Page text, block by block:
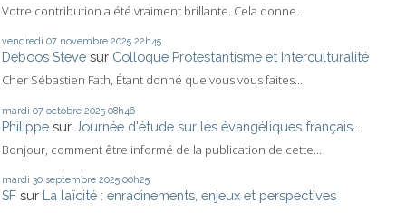
Votre contribution a été vraiment brillante. Cela donne...
vendredi 07 novembre 2025 22h45
Deboos Steve sur Colloque Protestantisme et Interculturalité
Cher Sébastien Fath, Étant donné que vous vous faites...
mardi 07 octobre 2025 08h46
Philippe sur Journée d'étude sur les évangéliques français...
Bonjour, comment être informé de la publication de cette...
mardi 30 septembre 2025 00h25
SF sur La laïcité : enracinements, enjeux et perspectives